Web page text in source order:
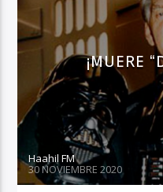
Haahil FM
¡MUERE
Haahil FM
30 NOVIEMBRE 2020